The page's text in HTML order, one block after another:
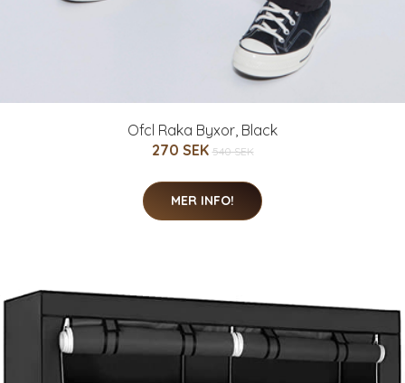
Ofcl Raka Byxor, Black
270 SEK 540 SEK
MER INFO!